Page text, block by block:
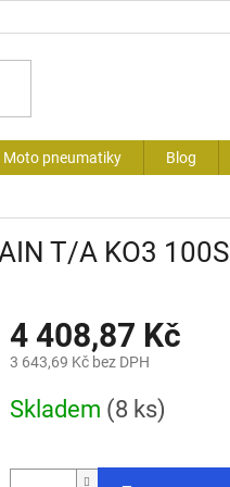
Moto pneumatiky Blog
T/A KO3 100S
4 408,87 Kč
3 643,69 Kč bez DPH
cena:
Skladem (8 ks)